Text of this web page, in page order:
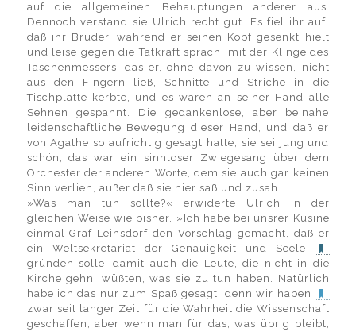
auf die allgemeinen Behauptungen anderer aus.
Dennoch verstand sie Ulrich recht gut. Es fiel ihr auf,
daß ihr Bruder, während er seinen Kopf gesenkt hielt
und leise gegen die Tatkraft sprach, mit der Klinge des
Taschenmessers, das er, ohne davon zu wissen, nicht
aus den Fingern ließ, Schnitte und Striche in die
Tischplatte kerbte, und es waren an seiner Hand alle
Sehnen gespannt. Die gedankenlose, aber beinahe
leidenschaftliche Bewegung dieser Hand, und daß er
von Agathe so aufrichtig gesagt hatte, sie sei jung und
schön, das war ein sinnloser Zwiegesang über dem
Orchester der anderen Worte, dem sie auch gar keinen
Sinn verlieh, außer daß sie hier saß und zusah.
»Was man tun sollte?« erwiderte Ulrich in der
gleichen Weise wie bisher. »Ich habe bei unsrer Kusine
einmal Graf Leinsdorf den Vorschlag gemacht, daß er
ein Weltsekretariat der Genauigkeit und Seele
gründen solle, damit auch die Leute, die nicht in die
Kirche gehn, wüßten, was sie zu tun haben. Natürlich
habe ich das nur zum Spaß gesagt, denn wir haben
zwar seit langer Zeit für die Wahrheit die Wissenschaft
geschaffen, aber wenn man für das, was übrig bleibt,